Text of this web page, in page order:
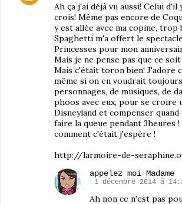
Ah ça j'ai déjà vu aussi! Celui d'il
crois! Même pas encore de
y est allée avec ma copine, trop
Spaghetti m'a offert le
Princesses pour mon
Mais je ne pense pas que ce
Mais c'était toron bien! J'adore
même si on en voudrait
personnages, de musiques, de
phoos avec eux, pour se croire
Disneyland et compenser
faire la queue pendant 3heures
comment c'était j'espère !
http://larmoire-de-
appelez moi Madame
1 décembre 2014 à
Ah non ce n'est pas